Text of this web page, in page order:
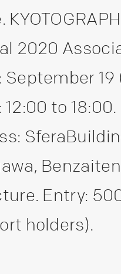
2020
September 19
12:00 to
Entry:
holders).